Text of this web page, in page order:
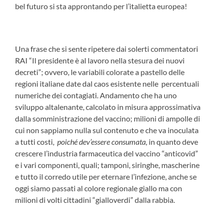
bel futuro si sta approntando per l’italietta europea!
Una frase che si sente ripetere dai solerti commentatori
RAI “Il presidente è al lavoro nella stesura dei nuovi
decreti”; ovvero, le variabili colorate a pastello delle
regioni italiane date dal caos esistente nelle percentuali
numeriche dei contagiati. Andamento che ha uno
sviluppo altalenante, calcolato in misura approssimativa
dalla somministrazione del vaccino; milioni di ampolle di
cui non sappiamo nulla sul contenuto e che va inoculata
a tutti costi,poiché dev’essere consumata, in quanto deve
crescere l’industria farmaceutica del vaccino “anticovid”
e i vari componenti, quali; tamponi, siringhe, mascherine
e tutto il corredo utile per eternare l’infezione, anche se
oggi siamo passati al colore regionale giallo ma con
milioni di volti cittadini “gialloverdi” dalla rabbia.